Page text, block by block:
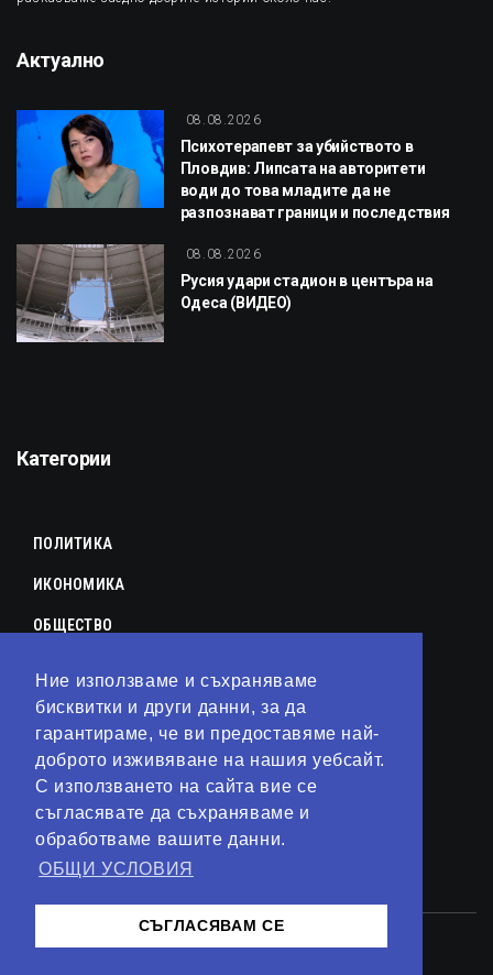
Ние използваме и съхраняваме
бисквитки и други данни, за да
гарантираме, че ви предоставяме най-
доброто изживяване на нашия уебсайт.
С използването на сайта вие се
съгласявате да съхраняваме и
обработваме вашите данни.
ОБЩИ УСЛОВИЯ
СЪГЛАСЯВАМ СЕ
Актуално
08.08.2026
Психотерапевт за убийството в
Пловдив: Липсата на авторитети
води до това младите да не
разпознават граници и последствия
08.08.2026
Русия удари стадион в центъра на
Одеса (ВИДЕО)
Категории
ПОЛИТИКА
ИКОНОМИКА
ОБЩЕСТВО
КУЛТУРА
ЛАЙФСТАЙЛ
ТЕХНОЛОГИИ
АНАЛИЗИ
СВЯТ
© 2023 – Сайт отKirov Invest Group